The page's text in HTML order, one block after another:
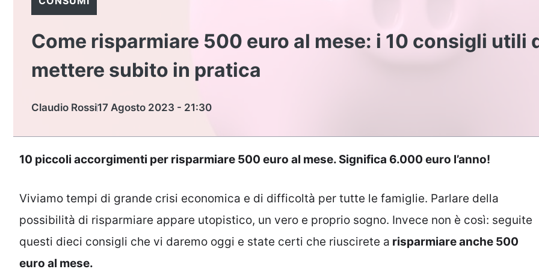
Come risparmiare 500 euro al mese: i 10 consigli utili
mettere subito in pratica
Claudio Rossi17 Agosto 2023 - 21:30
10 piccoli accorgimenti per risparmiare 500 euro al mese. Significa 6.000 euro l’anno!
Viviamo tempi di grande crisi economica e di difficoltà per tutte le famiglie. Parlare della
possibilità di risparmiare appare utopistico, un vero e proprio sogno. Invece non è così: seguite
questi dieci consigli che vi daremo oggi e state certi che riuscirete a risparmiare anche 500
euro al mese.